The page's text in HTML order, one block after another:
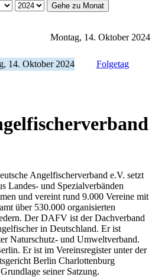
Gehe zu Monat
Montag, 14. Oktober 2024
14. Oktober 2024 Folgetag
Angelfischerverband e.V. setzt
Landes- und Spezialverbänden
und vereint rund 9.000 Vereine mit
über 530.000 organisierten
Der DAFV ist der Dachverband
in Deutschland. Er ist
Naturschutz- und Umweltverband.
Er ist im Vereinsregister unter der
Berlin Charlottenburg
seiner Satzung.